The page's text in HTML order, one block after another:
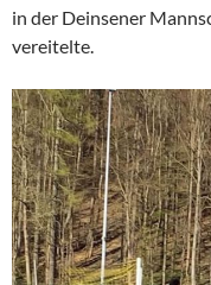
in der Deinsener
vereitelte.